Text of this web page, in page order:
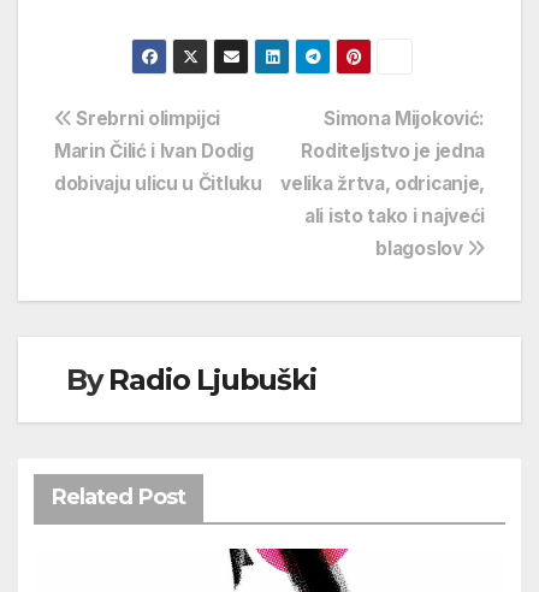
Navigacija
objava
Simona Mijoković:
Roditeljstvo je jedna
velika žrtva, odricanje,
ali isto tako i najveći
blagoslov
Srebrni olimpijci
Marin Čilić i Ivan Dodig
dobivaju ulicu u Čitluku
ByRadio Ljubuški
Related Post